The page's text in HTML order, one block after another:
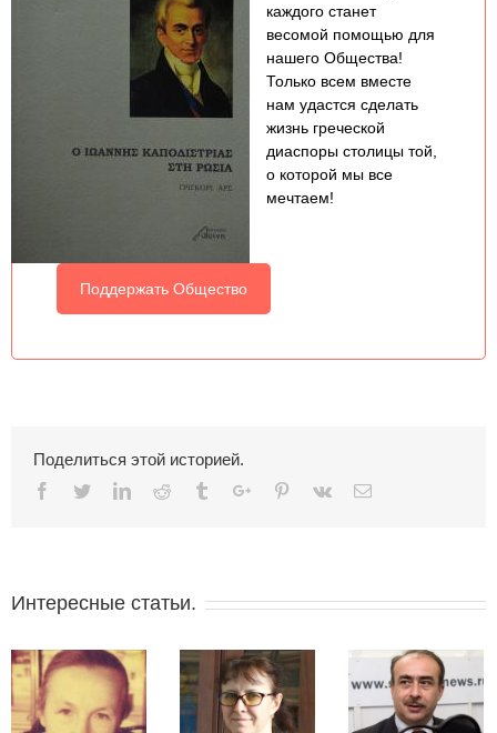
каждого станет
весомой помощью для
нашего Общества!
Только всем вместе
нам удастся сделать
жизнь греческой
диаспоры столицы той,
о которой мы все
мечтаем!
Поддержать Общество
Поделиться этой историей.
Facebook
TwitterLinkedinReddit TumblrGoogle+Pinterest
Vk Email
Интересные статьи.